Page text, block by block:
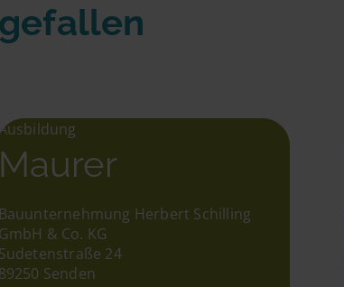
Ausbildung
Maurer
Bauunternehmung Herbert Schilling
GmbH & Co. KG
Sudetenstraße 24
89250 Senden